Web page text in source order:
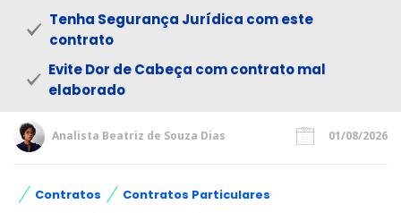
Tenha Segurança Jurídica com este
contrato
Evite Dor de Cabeça com contrato mal
elaborado
Analista Beatriz de Souza Dias 01/08/2026
Contratos Contratos Particulares